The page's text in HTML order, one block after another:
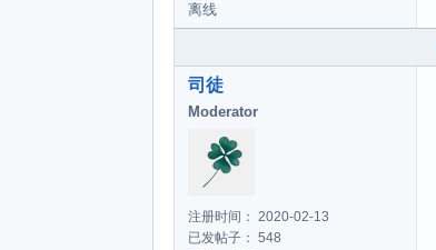
离线
司徒
Moderator
注册时间： 2020-02-13
已发帖子： 548